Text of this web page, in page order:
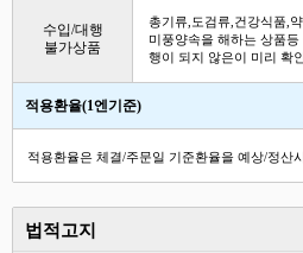
수입/대행
불가상품
총기류,도검류,건강식품,
미풍양속을 해하는 상품
행이 되지 않은이 미리 확
적용환율(1엔기준)
적용환율은 체결/주문일 기준환율을 예상/정산
법적고지